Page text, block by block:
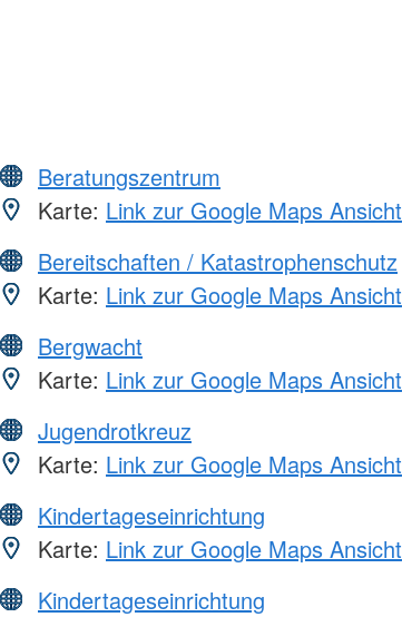
Beratungszentrum
Karte: Link zur Google Maps Ansicht
Bereitschaften / Katastrophenschutz
Karte: Link zur Google Maps Ansicht
Bergwacht
Karte: Link zur Google Maps Ansicht
Jugendrotkreuz
Karte: Link zur Google Maps Ansicht
Kindertageseinrichtung
Karte: Link zur Google Maps Ansicht
Kindertageseinrichtung